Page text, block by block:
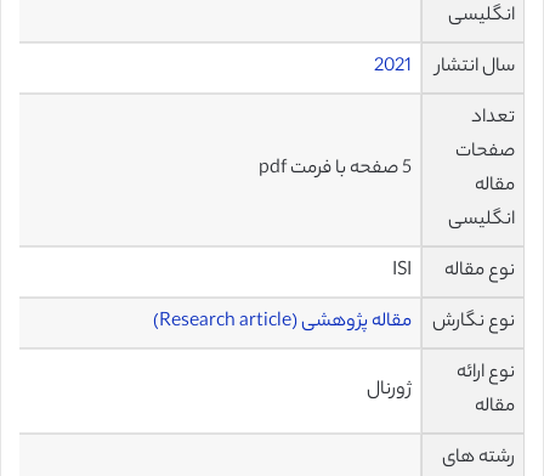
انگلیسی
سال انتشار
2021
تعداد
صفحات
مقاله
انگلیسی
5 صفحه با فرمت pdf
نوع مقاله
ISI
نوع نگارش
مقاله پژوهشی (Research article)
نوع ارائه
مقاله
ژورنال
رشته های